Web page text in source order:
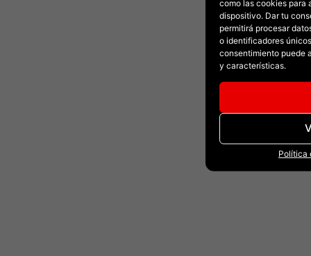
como las cookies para
dispositivo. Dar tu
permitirá procesar
o identificadores
consentimiento puede
y características.
Política